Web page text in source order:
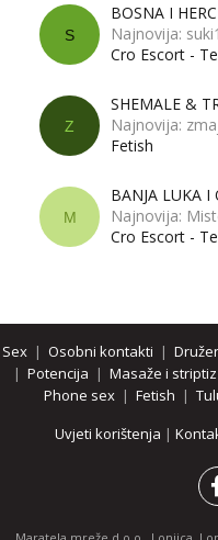
S
BOSNA I
Najnovija:
Cro Escort -
Z
SHEMALE &
Najnovija:
Fetish
M
BANJA LUKA
Najnovija:
Cro Escort -
Sex| Osobni kontakti |
| Potencija | Masaže i striptiz
Phone sex| Fetish |
Uvjeti korištenja |